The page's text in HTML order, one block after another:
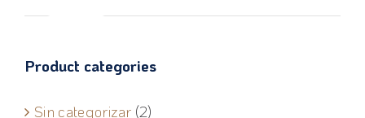
Product categories
Sin categorizar (2)